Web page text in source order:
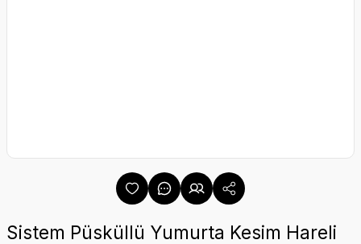
Sistem Püsküllü Yumurta Kesim Hareli